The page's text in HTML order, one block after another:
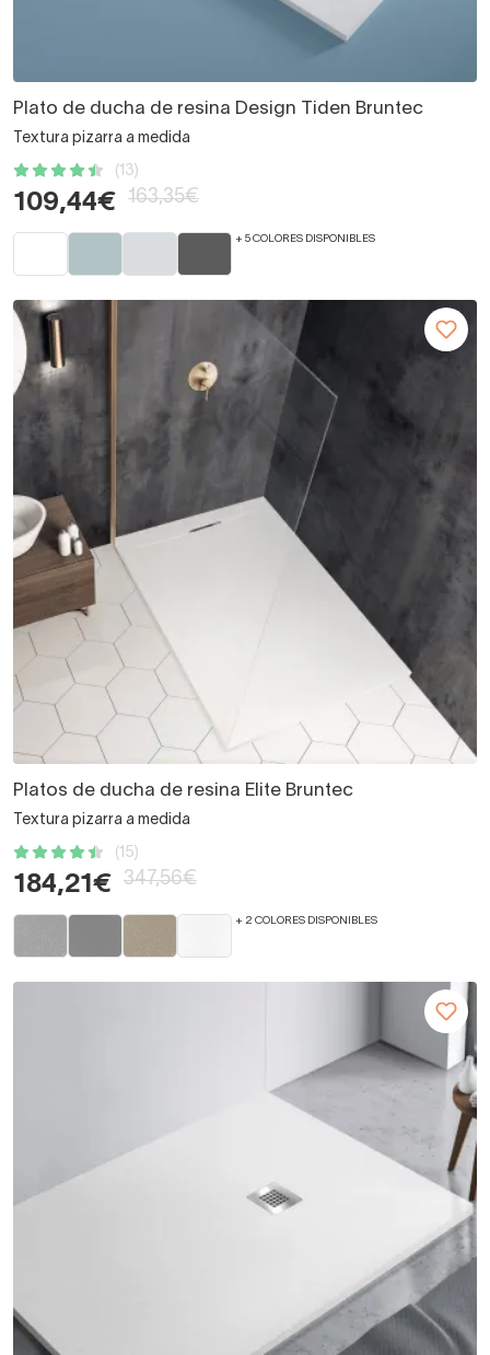
Plato de ducha de resina Design Tiden Bruntec
Textura pizarra a medida
(13)
109,44€ 163,35€
+ 5 COLORES DISPONIBLES
Platos de ducha de resina Elite Bruntec
Textura pizarra a medida
(15)
184,21€ 347,56€
+ 2 COLORES DISPONIBLES